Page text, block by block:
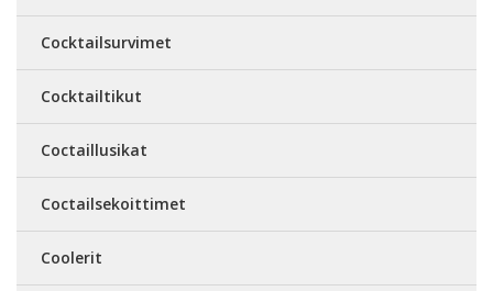
Cocktailsurvimet
Cocktailtikut
Coctaillusikat
Coctailsekoittimet
Coolerit